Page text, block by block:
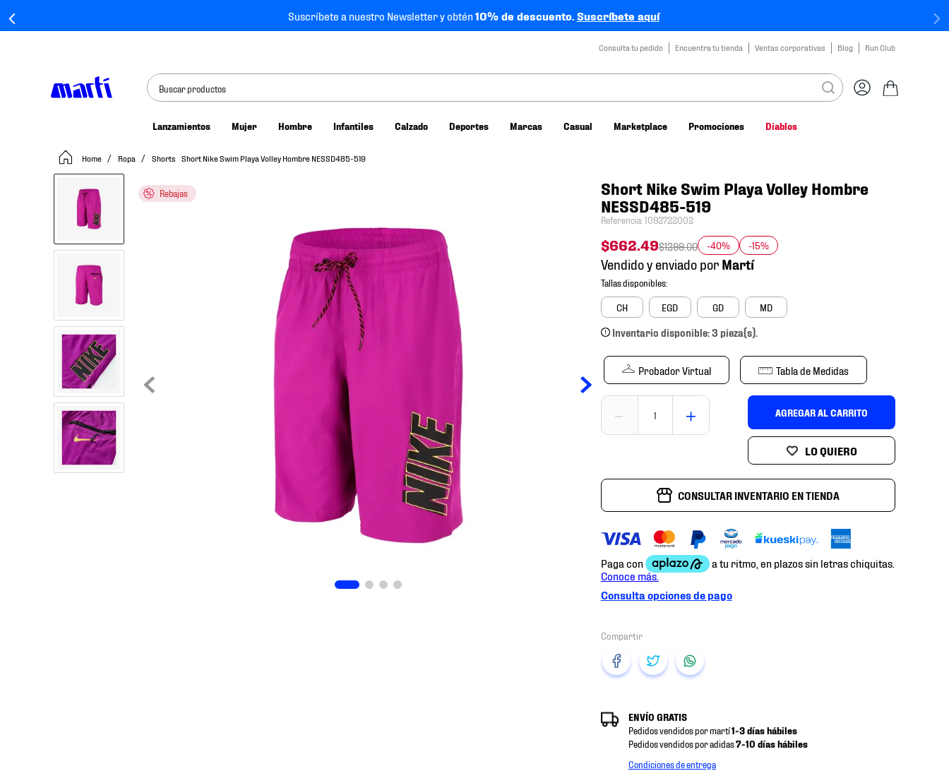
Suscríbete a nuestro Newsletter y obtén10% de descuento.Suscríbete aquí
Consulta tu pedido Encuentra tu tienda Ventas corporativas Blog Run Club
Buscar productos
Lanzamientos Mujer Hombre Infantiles Calzado Deportes Marcas Casual Marketplace Promociones Diablos
Ropa Shorts Short Nike Swim Playa Volley Hombre NESSD485-519
Rebajas
Short Nike Swim Playa Volley Hombre
NESSD485-519
Referencia:1092722002
$662.49$1299.00 -40% -15%
Vendido y enviado por
CH EGD GD MD
Inventario disponible: 3 pieza(s).
Probador Virtual Tabla de Medidas
＋
－ AGREGAR AL CARRITO
CONSULTAR INVENTARIO EN TIENDA
Consulta opciones de pago
ENVÍO GRATIS
Pedidos vendidos por martí1-3 días hábiles
Pedidos vendidos por adidas7-10 días hábiles
Condiciones de entrega
tenis mujer
tenis hombre
mochilas
tenis niño
tenis nike